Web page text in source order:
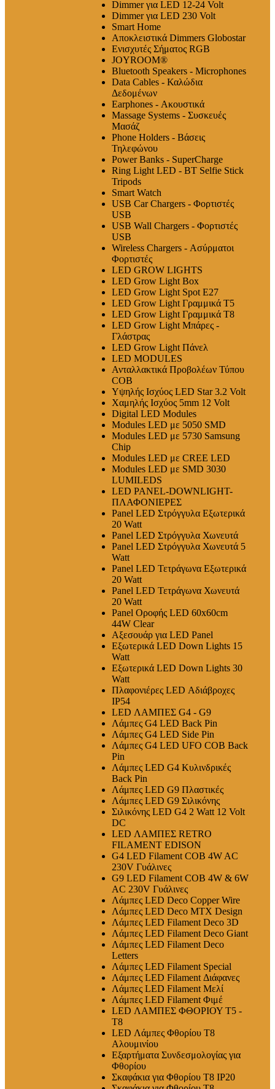
Dimmer για LED 12-24 Volt
Dimmer για LED 230 Volt
Smart Home
Αποκλειστικά Dimmers Globostar
Ενισχυτές Σήματος RGB
JOYROOM®
Bluetooth Speakers - Microphones
Data Cables - Καλώδια
Δεδομένων
Earphones - Ακουστικά
Massage Systems - Συσκευές
Μασάζ
Phone Holders - Βάσεις
Τηλεφώνου
Power Banks - SuperCharge
Ring Light LED - BT Selfie Stick
Tripods
Smart Watch
USB Car Chargers - Φορτιστές
USB
USB Wall Chargers - Φορτιστές
USB
Wireless Chargers - Ασύρματοι
Φορτιστές
LED GROW LIGHTS
LED Grow Light Box
LED Grow Light Spot E27
LED Grow Light Γραμμικά T5
LED Grow Light Γραμμικά T8
LED Grow Light Μπάρες -
Γλάστρας
LED Grow Light Πάνελ
LED MODULES
Ανταλλακτικά Προβολέων Τύπου
COB
Υψηλής Ισχύος LED Star 3.2 Volt
Χαμηλής Ισχύος 5mm 12 Volt
Digital LED Modules
Modules LED με 5050 SMD
Modules LED με 5730 Samsung
Chip
Modules LED με CREE LED
Modules LED με SMD 3030
LUMILEDS
LED PANEL-DOWNLIGHT-
ΠΛΑΦΟΝΙΕΡΕΣ
Panel LED Στρόγγυλα Εξωτερικά
20 Watt
Panel LED Στρόγγυλα Χωνευτά
Panel LED Στρόγγυλα Χωνευτά 5
Watt
Panel LED Τετράγωνα Εξωτερικά
20 Watt
Panel LED Τετράγωνα Χωνευτά
20 Watt
Panel Οροφής LED 60x60cm
44W Clear
Αξεσουάρ για LED Panel
Εξωτερικά LED Down Lights 15
Watt
Εξωτερικά LED Down Lights 30
Watt
Πλαφονιέρες LED Αδιάβροχες
IP54
LED ΛΑΜΠΕΣ G4 - G9
Λάμπες G4 LED Back Pin
Λάμπες G4 LED Side Pin
Λάμπες G4 LED UFO COB Back
Pin
Λάμπες LED G4 Κυλινδρικές
Back Pin
Λάμπες LED G9 Πλαστικές
Λάμπες LED G9 Σιλικόνης
Σιλικόνης LED G4 2 Watt 12 Volt
DC
LED ΛΑΜΠΕΣ RETRO
FILAMENT EDISON
G4 LED Filament COB 4W AC
230V Γυάλινες
G9 LED Filament COB 4W & 6W
AC 230V Γυάλινες
Λάμπες LED Deco Copper Wire
Λάμπες LED Deco MTX Design
Λάμπες LED Filament Deco 3D
Λάμπες LED Filament Deco Giant
Λάμπες LED Filament Deco
Letters
Λάμπες LED Filament Special
Λάμπες LED Filament Διάφανες
Λάμπες LED Filament Μελί
Λάμπες LED Filament Φιμέ
LED ΛΑΜΠΕΣ ΦΘΟΡΙΟΥ T5 -
T8
LED Λάμπες Φθορίου T8
Αλουμινίου
Εξαρτήματα Συνδεσμολογίας για
Φθορίου
Σκαφάκια για Φθορίου T8 IP20